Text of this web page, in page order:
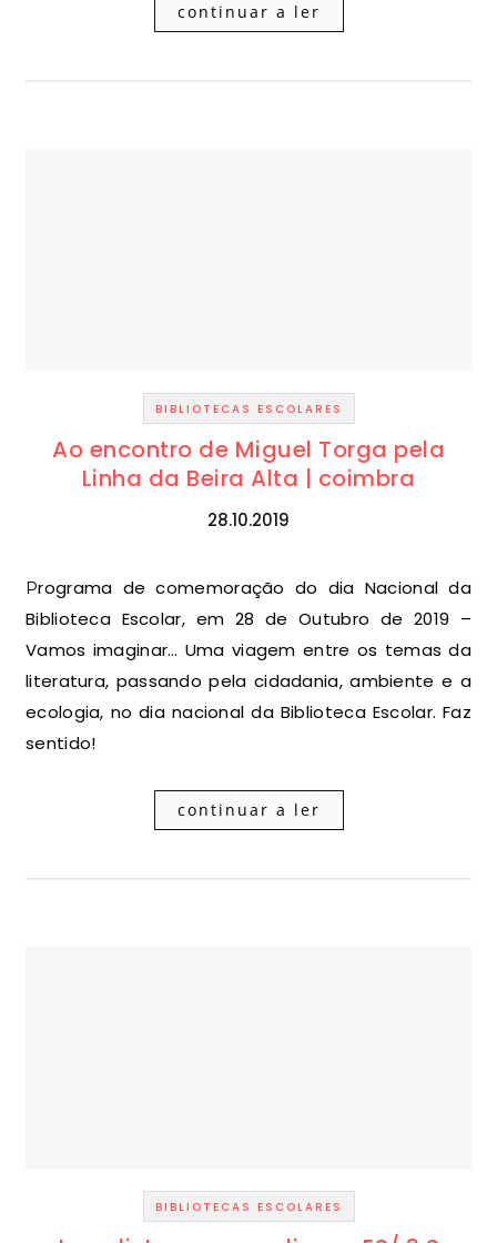
continuar a ler
BIBLIOTECAS ESCOLARES
Ao encontro de Miguel Torga pela
Linha da Beira Alta | coimbra
28.10.2019
Programa de comemoração do dia Nacional da
Biblioteca Escolar, em 28 de Outubro de 2019 –
Vamos imaginar… Uma viagem entre os temas da
literatura, passando pela cidadania, ambiente e a
ecologia, no dia nacional da Biblioteca Escolar. Faz
sentido!
continuar a ler
BIBLIOTECAS ESCOLARES